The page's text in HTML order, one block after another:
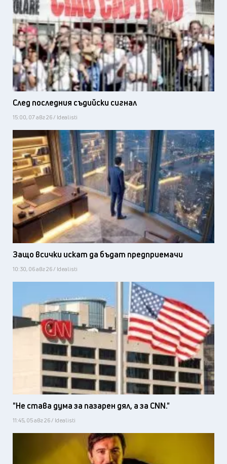
След последния съдийски сигнал
15:00, 07 авг 26 / Idealisti
Защо всички искат да бъдат предприемачи
10:30, 06 авг 26 / Idealisti
"Не става дума за пазарен дял, а за CNN."
11:45, 05 авг 26 / Idealisti